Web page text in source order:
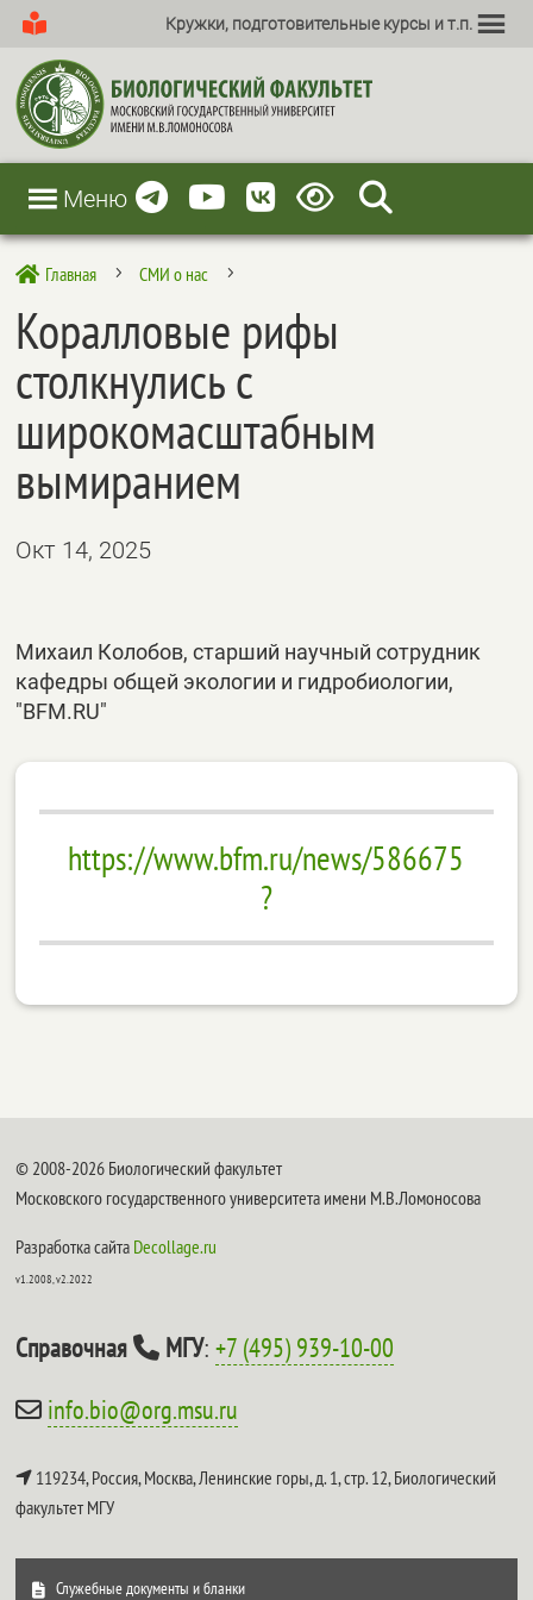
Кружки, подготовительные курсы и т.п.
Меню
 Главная 5 СМИ о нас 5
Коралловые рифы
столкнулись с
широкомасштабным
вымиранием
Окт 14, 2025
Михаил Колобов, старший научный сотрудник
кафедры общей экологии и гидробиологии,
"BFM.RU"
https://www.bfm.ru/news/586675
?
© 2008-2026 Биологический факультет
Московского государственного университета имени М.В.Ломоносова
Разработка сайта Decollage.ru
v1.2008, v2.2022
Справочная МГУ:+7 (495) 939-10-00
info.bio@org.msu.ru
119234, Россия, Москва, Ленинские горы, д. 1, стр. 12,Биологический
факультет МГУ
Служебные документы и бланки